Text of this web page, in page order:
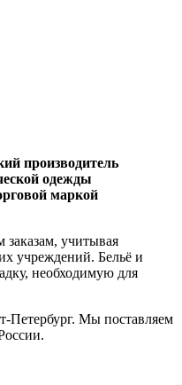
производитель
одежды
маркой
учитывая
учреждений. Бельё и
необходимую для
Петербург. Мы поставляем